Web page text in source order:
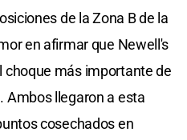
de la Zona B de la
en afirmar que Newell's
choque más importante de
Ambos llegaron a esta
cosechados en